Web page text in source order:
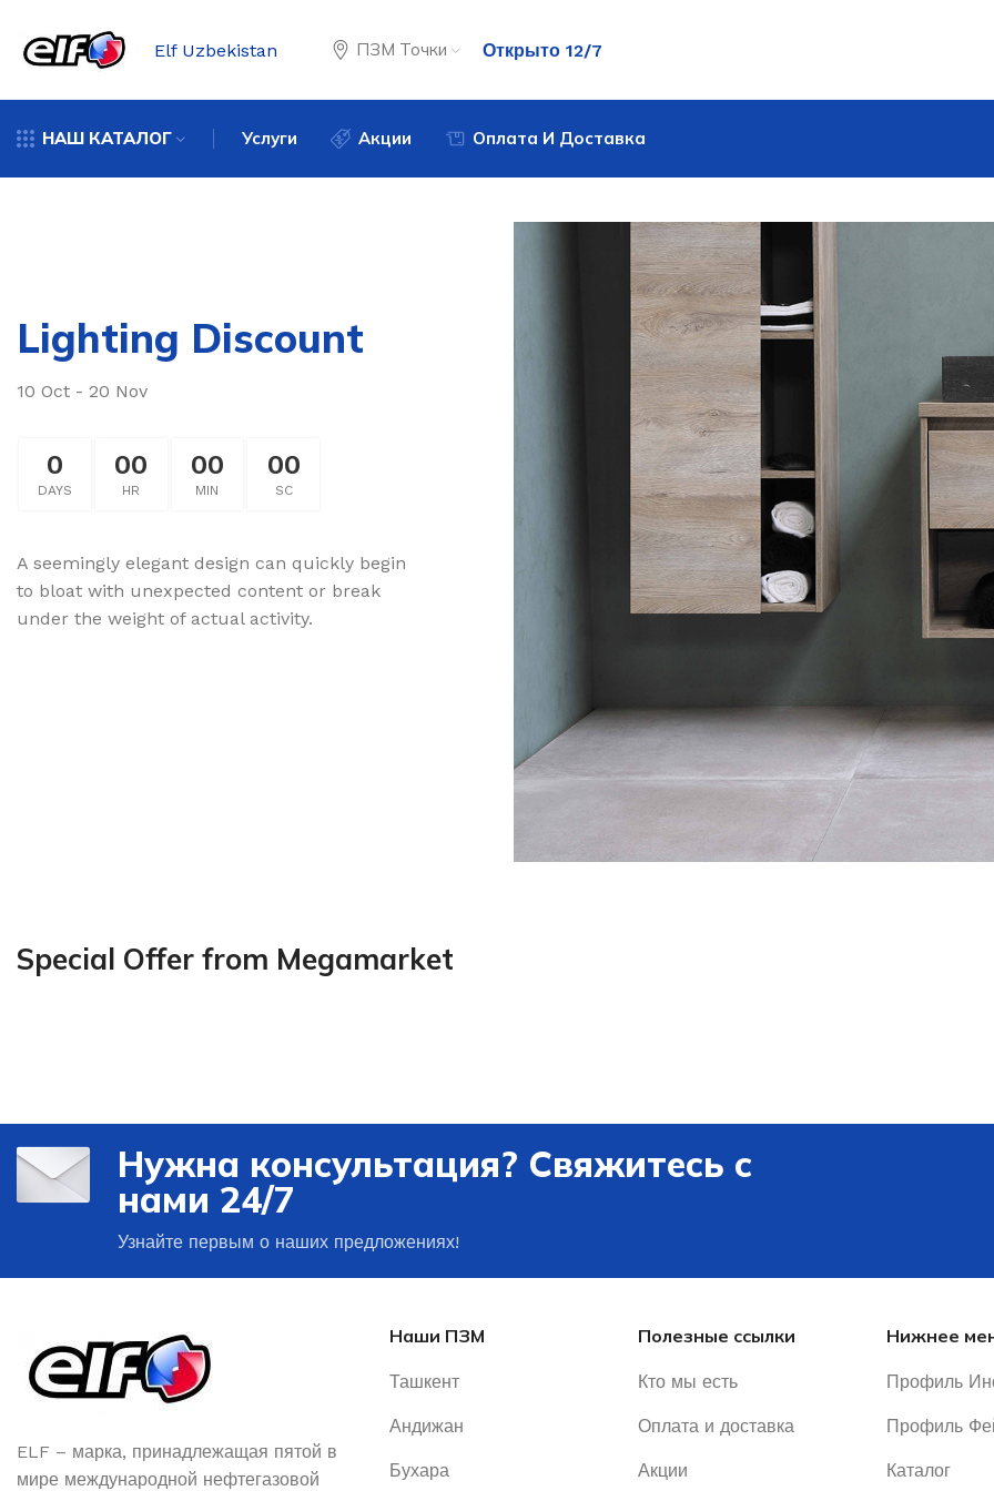
Elf Uzbekistan ПЗМ Точки Открыто 12/7
НАШ КАТАЛОГ
Подбор масла по
Услуги Акции Оплата И Доставка
Lighting Discount
10 Oct - 20 Nov
0
DAYS
00
HR
00
MIN
00
SC
A seemingly elegant design can quickly begin
to bloat with unexpected content or break
under the weight of actual activity.
Special Offer from Megamarket
Нужна консультация? Свяжитесь с
нами 24/7
Узнайте первым о наших предложениях!
ELF – марка, принадлежащая пятой в
мире международной нефтегазовой
Наши ПЗМ
Ташкент
Андижан
Бухара
Полезные ссылки
Кто мы есть
Оплата и доставка
Акции
Нижнее
Профиль
Профиль
Каталог